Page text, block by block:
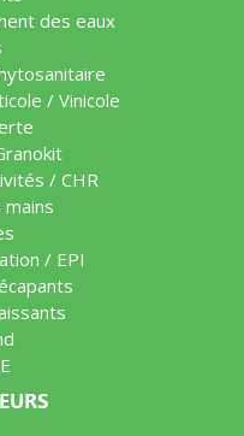
des eaux
/ Vinicole
/ CHR
/ EPI